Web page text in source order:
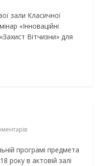
зали Класичної
«Інноваційні
Вітчизни» для
програмі предмета
року в актовій залі